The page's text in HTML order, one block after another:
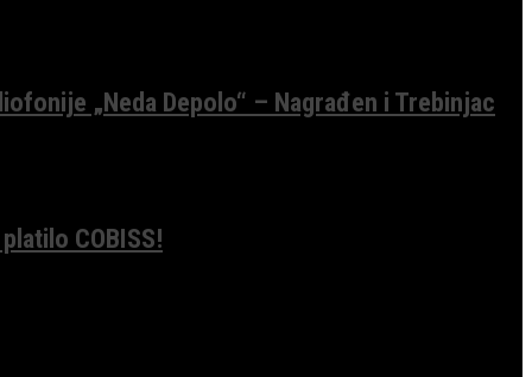
„Neda Depolo“ – Nagrađen i Trebinjac
COBISS!